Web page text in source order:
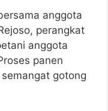
anggota
perangkat
anggota
panen
gotong